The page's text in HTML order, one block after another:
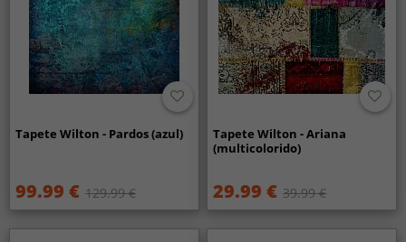
Tapete Wilton - Pardos (azul)
99.99 € 129.99 €
Tapete Wilton - Ariana
(multicolorido)
29.99 € 39.99 €